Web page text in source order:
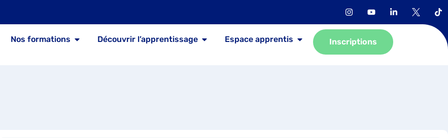
Nos formations Découvrir l’apprentissage Espace apprentis Inscriptions